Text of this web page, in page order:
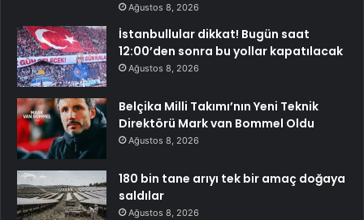
Ağustos 8, 2026
İstanbullular dikkat! Bugün saat
12:00’den sonra bu yollar kapatılacak
Ağustos 8, 2026
Belçika Milli Takımı’nın Yeni Teknik
Direktörü Mark van Bommel Oldu
Ağustos 8, 2026
180 bin tane arıyı tek bir amaç doğaya
saldılar
Ağustos 8, 2026